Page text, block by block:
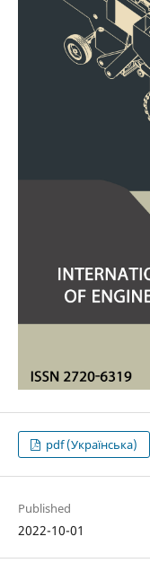
pdf (Українська)
Published
2022-10-01